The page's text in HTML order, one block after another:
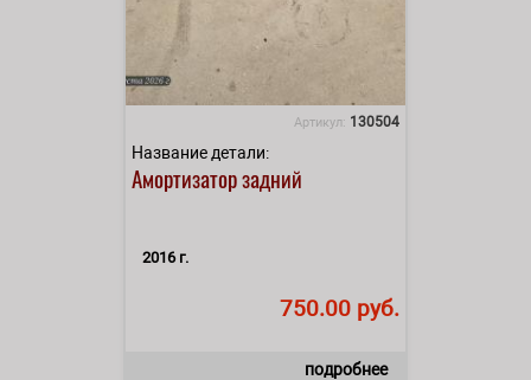
Артикул: 130504
Название детали:
Амортизатор задний
2016 г.
750.00 руб.
подробнее